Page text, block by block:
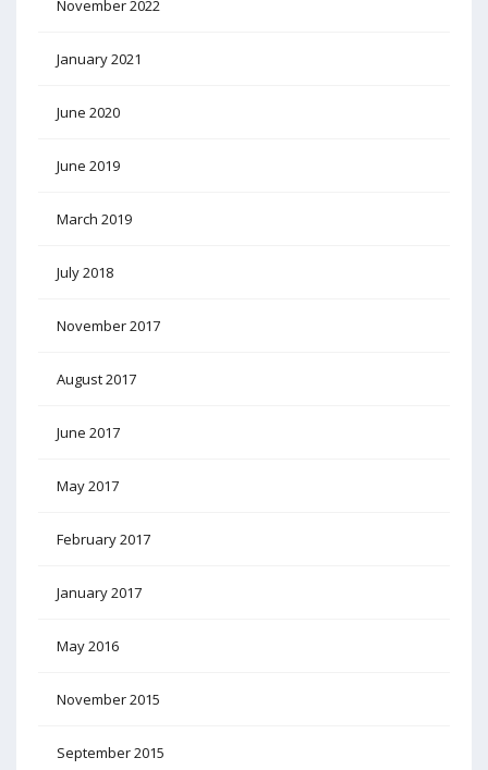
November 2022
January 2021
June 2020
June 2019
March 2019
July 2018
November 2017
August 2017
June 2017
May 2017
February 2017
January 2017
May 2016
November 2015
September 2015